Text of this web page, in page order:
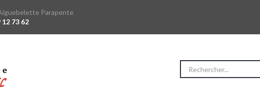
Parapente
12 73 62